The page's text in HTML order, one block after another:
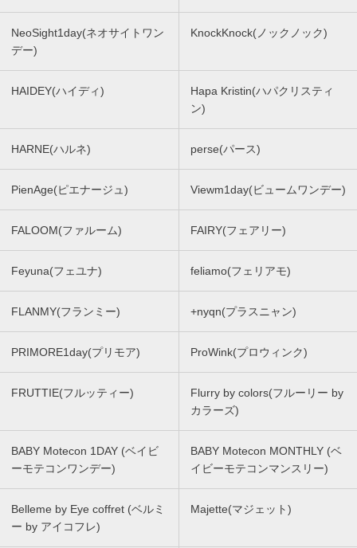
NeoSight1day(ネオサイトワン
デー)
KnockKnock(ノックノック)
HAIDEY(ハイディ)
Hapa Kristin(ハパクリスティ
ン)
HARNE(ハルネ) perse(パース)
PienAge(ピエナージュ) Viewm1day(ビュームワンデー)
FALOOM(ファルーム) FAIRY(フェアリー)
Feyuna(フェユナ) feliamo(フェリアモ)
FLANMY(フランミー) +nyqn(プラスニャン)
PRIMORE1day(プリモア) ProWink(プロウィンク)
FRUTTIE(フルッティー)
Flurry by colors(フルーリー by
カラーズ)
BABY Motecon 1DAY (ベイビ
ーモテコンワンデー)
BABY Motecon MONTHLY (ベ
イビーモテコンマンスリー)
Belleme by Eye coffret (ベルミ
ー by アイコフレ)
Majette(マジェット)